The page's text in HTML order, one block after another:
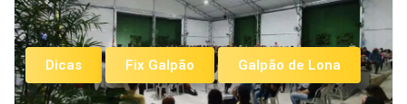
Dicas Fix Galpão Galpão de Lona